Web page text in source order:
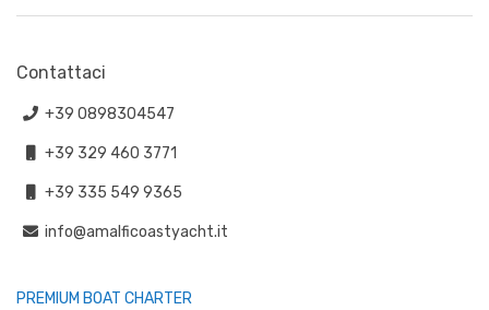
Contattaci
+39 0898304547
+39 329 460 3771
+39 335 549 9365
info@amalficoastyacht.it
PREMIUM BOAT CHARTER